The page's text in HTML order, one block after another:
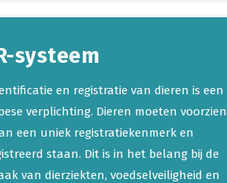
systeem
en registratie van dieren is een
verplichting. Dieren moeten voorzien
een uniek registratiekenmerk en
staan. Dit is in het belang bij de
van dierziekten, voedselveiligheid en